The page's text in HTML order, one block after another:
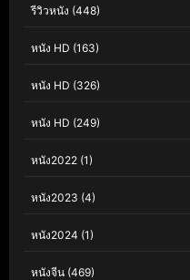
รีวิวหนัง (448)
หนัง HD (163)
หนัง HD (326)
หนัง HD (249)
หนัง2022 (1)
หนัง2023 (4)
หนัง2024 (1)
หนังจีน (469)